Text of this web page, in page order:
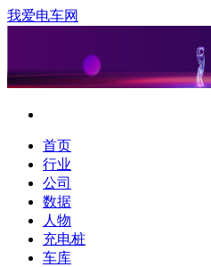
我爱电车网
首页
行业
公司
数据
人物
充电桩
车库